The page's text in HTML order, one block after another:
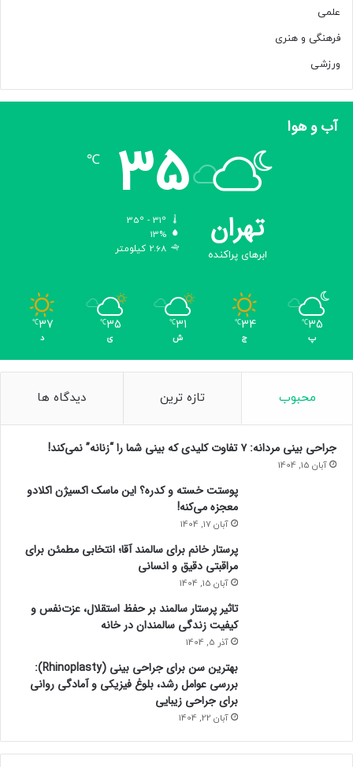
علمی
فرهنگی و هنری
ورزشی
آب و هوا
تهران
ابرهای پراکنده
35
℃
13%
2.68 کیلومتر
35
℃
پ
34
℃
ج
31
℃
ش
35
℃
ی
37
℃
د
محبوب تازه ترین دیدگاه ها
جراحی بینی مردانه: ۷ تفاوت کلیدی که بینی شما را “زنانه” نمی‌کند!
آبان 15, 1404
پوستت خسته و کدره؟ این ماسک اکسیژن اکلادو
معجزه می‌کنه!
آبان 17, 1404
پرستار خانم برای سالمند آقا؛ انتخابی مطمئن برای
مراقبتی دقیق و انسانی
آبان 15, 1404
تاثیر پرستار سالمند بر حفظ استقلال، عزت‌نفس و
کیفیت زندگی سالمندان در خانه
آذر 5, 1404
بهترین سن برای جراحی بینی (Rhinoplasty):
بررسی عوامل رشد، بلوغ فیزیکی و آمادگی روانی
برای جراحی زیبایی
آبان 22, 1404